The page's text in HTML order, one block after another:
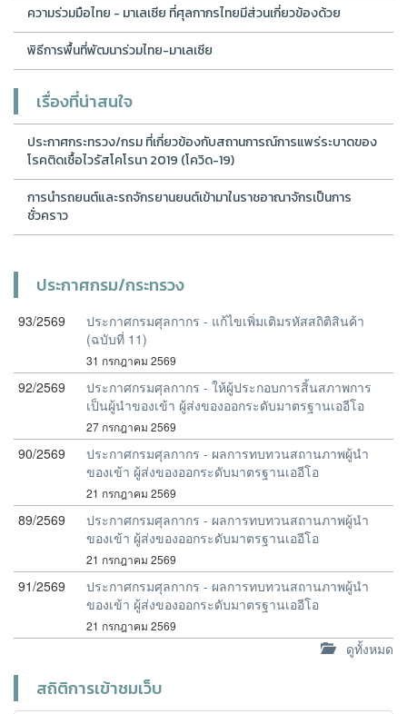
ความร่วมมือไทย - มาเลเซีย ที่ศุลกากรไทยมีส่วนเกี่ยวข้องด้วย
พิธีการพื้นที่พัฒนาร่วมไทย-มาเลเซีย
เรื่องที่น่าสนใจ
ประกาศกระทรวง/กรม ที่เกี่ยวข้องกับสถานการณ์การแพร่ระบาดของ
โรคติดเชื้อไวรัสโคโรนา 2019 (โควิด-19)
การนำรถยนต์และรถจักรยานยนต์เข้ามาในราชอาณาจักรเป็นการ
ชั่วคราว
ประกาศกรม/กระทรวง
93/2569
ประกาศกรมศุลกากร - แก้ไขเพิ่มเติมรหัสสถิติสินค้า
(ฉบับที่ 11)
31 กรกฎาคม 2569
92/2569
ประกาศกรมศุลกากร - ให้ผู้ประกอบการสิ้นสภาพการ
เป็นผู้นำของเข้า ผู้ส่งของออกระดับมาตรฐานเออีโอ
27 กรกฎาคม 2569
90/2569
ประกาศกรมศุลกากร - ผลการทบทวนสถานภาพผู้นำ
ของเข้า ผู้ส่งของออกระดับมาตรฐานเออีโอ
21 กรกฎาคม 2569
89/2569
ประกาศกรมศุลกากร - ผลการทบทวนสถานภาพผู้นำ
ของเข้า ผู้ส่งของออกระดับมาตรฐานเออีโอ
21 กรกฎาคม 2569
91/2569
ประกาศกรมศุลกากร - ผลการทบทวนสถานภาพผู้นำ
ของเข้า ผู้ส่งของออกระดับมาตรฐานเออีโอ
21 กรกฎาคม 2569
ดูทั้งหมด
สถิติการเข้าชมเว็บ